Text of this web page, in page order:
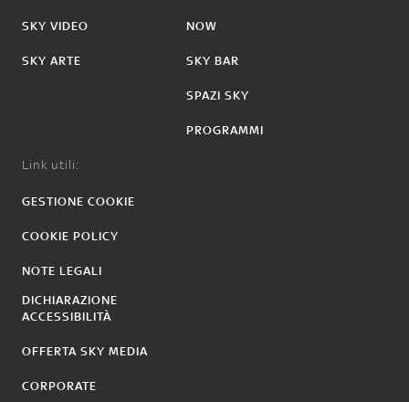
SKY VIDEO
SKY ARTE
NOW
SKY BAR
SPAZI SKY
PROGRAMMI
Link utili:
GESTIONE COOKIE
COOKIE POLICY
NOTE LEGALI
DICHIARAZIONE
ACCESSIBILITÀ
OFFERTA SKY MEDIA
CORPORATE